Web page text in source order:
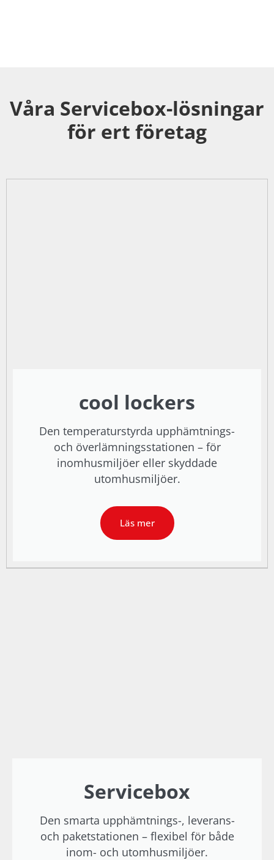
Våra Servicebox-lösningar
för ert företag
cool lockers
Den temperaturstyrda upphämtnings-
och överlämningsstationen – för
inomhusmiljöer eller skyddade
utomhusmiljöer.
Läs mer
Servicebox
Den smarta upphämtnings-, leverans-
och paketstationen – flexibel för både
inom- och utomhusmiljöer.